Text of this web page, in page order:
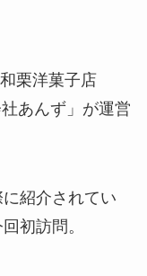
栗洋菓子店
あんず」が運営
紹介されてい
初訪問。